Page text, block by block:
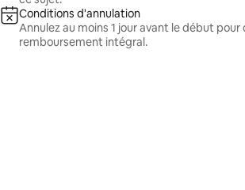
Conditions d'annulation
Annulez au moins 1 jour avant le début pour
remboursement intégral.